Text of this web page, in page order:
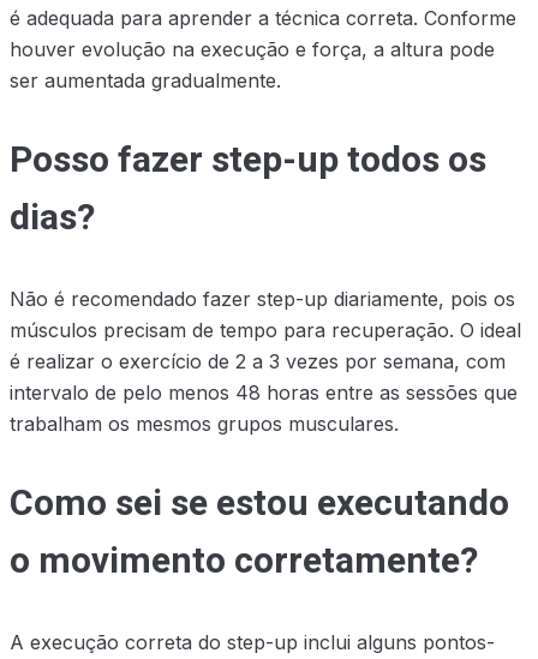
é adequada para aprender a técnica correta. Conforme
houver evolução na execução e força, a altura pode
ser aumentada gradualmente.
Posso fazer step-up todos os
dias?
Não é recomendado fazer step-up diariamente, pois os
músculos precisam de tempo para recuperação. O ideal
é realizar o exercício de 2 a 3 vezes por semana, com
intervalo de pelo menos 48 horas entre as sessões que
trabalham os mesmos grupos musculares.
Como sei se estou executando
o movimento corretamente?
A execução correta do step-up inclui alguns pontos-